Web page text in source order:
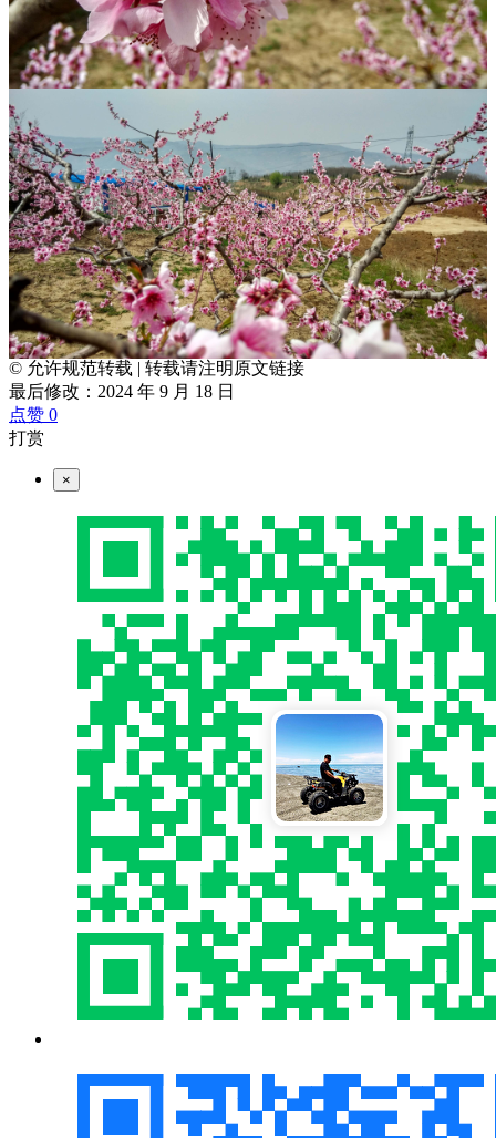
© 允许规范转载 | 转载请注明原文链接
最后修改：2024 年 9 月 18 日
点赞 0
打赏
×